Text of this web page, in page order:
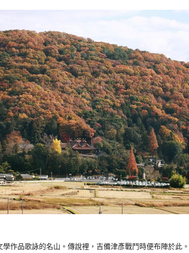
作品歌詠的名山。傳說裡，吉備津彥戰鬥時便布陣於此。